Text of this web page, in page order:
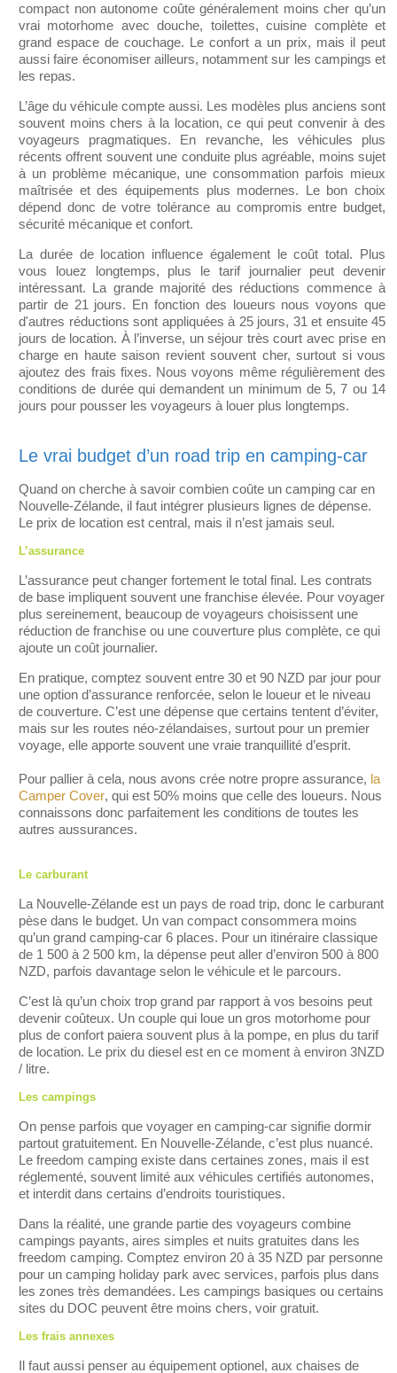
compact non autonome coûte généralement moins cher qu’un
vrai motorhome avec douche, toilettes, cuisine complète et
grand espace de couchage. Le confort a un prix, mais il peut
aussi faire économiser ailleurs, notamment sur les campings et
les repas.
L’âge du véhicule compte aussi. Les modèles plus anciens sont
souvent moins chers à la location, ce qui peut convenir à des
voyageurs pragmatiques. En revanche, les véhicules plus
récents offrent souvent une conduite plus agréable, moins sujet
à un problème mécanique, une consommation parfois mieux
maîtrisée et des équipements plus modernes. Le bon choix
dépend donc de votre tolérance au compromis entre budget,
sécurité mécanique et confort.
La durée de location influence également le coût total. Plus
vous louez longtemps, plus le tarif journalier peut devenir
intéressant. La grande majorité des réductions commence à
partir de 21 jours. En fonction des loueurs nous voyons que
d'autres réductions sont appliquées à 25 jours, 31 et ensuite 45
jours de location. À l’inverse, un séjour très court avec prise en
charge en haute saison revient souvent cher, surtout si vous
ajoutez des frais fixes. Nous voyons même régulièrement des
conditions de durée qui demandent un minimum de 5, 7 ou 14
jours pour pousser les voyageurs à louer plus longtemps.
Le vrai budget d’un road trip en camping-car
Quand on cherche à savoir combien coûte un camping car en
Nouvelle-Zélande, il faut intégrer plusieurs lignes de dépense.
Le prix de location est central, mais il n’est jamais seul.
L’assurance
L’assurance peut changer fortement le total final. Les contrats
de base impliquent souvent une franchise élevée. Pour voyager
plus sereinement, beaucoup de voyageurs choisissent une
réduction de franchise ou une couverture plus complète, ce qui
ajoute un coût journalier.
En pratique, comptez souvent entre 30 et 90 NZD par jour pour
une option d’assurance renforcée, selon le loueur et le niveau
de couverture. C’est une dépense que certains tentent d’éviter,
mais sur les routes néo-zélandaises, surtout pour un premier
voyage, elle apporte souvent une vraie tranquillité d’esprit.
Pour pallier à cela, nous avons crée notre propre assurance, la
Camper Cover, qui est 50% moins que celle des loueurs. Nous
connaissons donc parfaitement les conditions de toutes les
autres aussurances.
Le carburant
La Nouvelle-Zélande est un pays de road trip, donc le carburant
pèse dans le budget. Un van compact consommera moins
qu’un grand camping-car 6 places. Pour un itinéraire classique
de 1 500 à 2 500 km, la dépense peut aller d’environ 500 à 800
NZD, parfois davantage selon le véhicule et le parcours.
C’est là qu’un choix trop grand par rapport à vos besoins peut
devenir coûteux. Un couple qui loue un gros motorhome pour
plus de confort paiera souvent plus à la pompe, en plus du tarif
de location. Le prix du diesel est en ce moment à environ 3NZD
/ litre.
Les campings
On pense parfois que voyager en camping-car signifie dormir
partout gratuitement. En Nouvelle-Zélande, c’est plus nuancé.
Le freedom camping existe dans certaines zones, mais il est
réglementé, souvent limité aux véhicules certifiés autonomes,
et interdit dans certains d’endroits touristiques.
Dans la réalité, une grande partie des voyageurs combine
campings payants, aires simples et nuits gratuites dans les
freedom camping. Comptez environ 20 à 35 NZD par personne
pour un camping holiday park avec services, parfois plus dans
les zones très demandées. Les campings basiques ou certains
sites du DOC peuvent être moins chers, voir gratuit.
Les frais annexes
Il faut aussi penser au équipement optionel, aux chaises de